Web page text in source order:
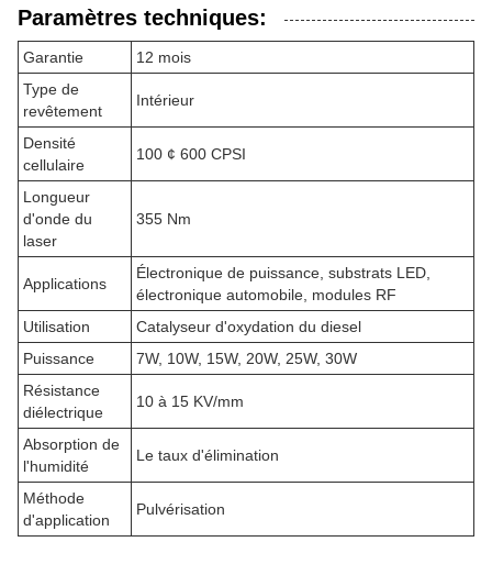
Paramètres techniques:
Garantie
12 mois
Type de
revêtement
Intérieur
Densité
cellulaire
100 ¢ 600 CPSI
Longueur
d'onde du
laser
355 Nm
Applications
Électronique de puissance, substrats LED,
électronique automobile, modules RF
Utilisation
Catalyseur d'oxydation du diesel
Puissance
7W, 10W, 15W, 20W, 25W, 30W
Résistance
diélectrique
10 à 15 KV/mm
Absorption de
l'humidité
Le taux d'élimination
Méthode
d'application
Pulvérisation